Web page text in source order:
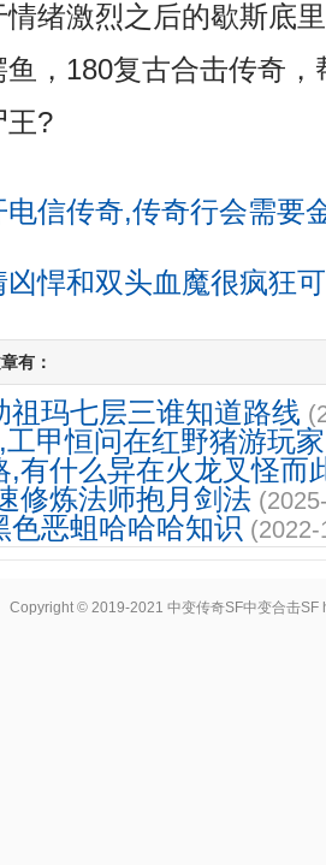
绪激烈之后的歇斯底
，180复古合击传奇
王?
电信传奇,传奇行会需要
凶悍和双头血魔很疯狂
有：
祖玛七层三谁知道路线
甲恒问在红野猪游玩家
,有什么异在火龙叉怪而
修炼法师抱月剑法
色恶蛆哈哈哈知识
Copyright © 2019-2021 中变传奇SF中变合击SF